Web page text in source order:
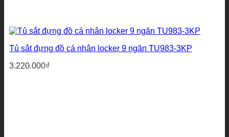
Tủ sắt đựng đồ cá nhân locker 9 ngăn TU983-3KP
3.220.000₫